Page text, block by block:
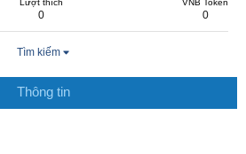
Lượt thích
0
VNB Token
0
Tìm kiếm
Thông tin